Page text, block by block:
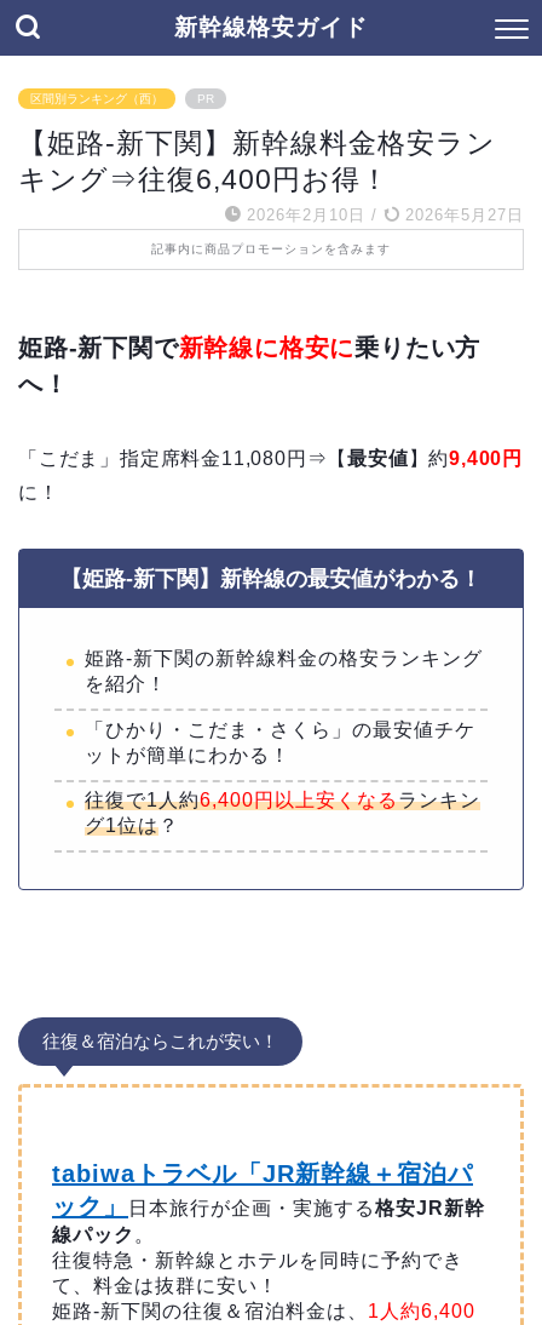
新幹線格安ガイド
区間別ランキング（西） PR
【姫路-新下関】新幹線料金格安ラン
キング⇒往復6,400円お得！
2026年2月10日 / 2026年5月27日
記事内に商品プロモーションを含みます
姫路-新下関で新幹線に格安に乗りたい方
へ！
「こだま」指定席料金11,080円⇒【最安値 】約9,400円
に！
【姫路-新下関】新幹線の最安値がわかる！
姫路-新下関の新幹線料金の格安ランキング
を紹介！
「ひかり・こだま・さくら」の最安値チケ
ットが簡単にわかる！
往復で1人約6,400円以上安くなるランキン
グ1位は ？
往復＆宿泊ならこれが安い！
tabiwaトラベル「JR新幹線＋宿泊パ
ック」
日本旅行が企画・実施する格安JR新幹
線パック 。
往復特急・新幹線とホテルを同時に予約でき
て、料金は抜群に安い！
姫路-新下関の往復＆宿泊料金は、 1人約6,400